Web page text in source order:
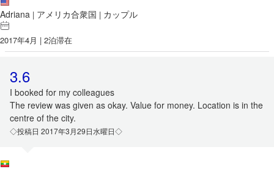
Adriana | アメリカ合衆国 | カップル
2017年4月 | 2泊滞在
3.6
I booked for my colleagues
The review was given as okay. Value for money. Location is in the
centre of the city.
◇投稿日 2017年3月29日水曜日◇